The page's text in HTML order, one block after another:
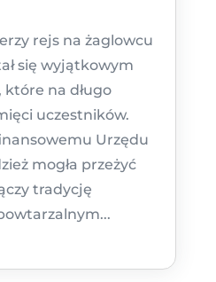
rejs na żaglowcu
się wyjątkowym
na długo
uczestników.
Urzędu
mogła przeżyć
tradycję